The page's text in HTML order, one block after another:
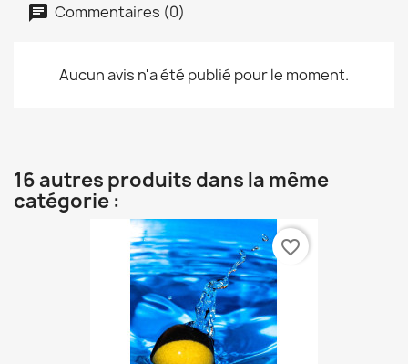
Commentaires (0)
Aucun avis n'a été publié pour le moment.
16 autres produits dans la même
catégorie :
favorite_border